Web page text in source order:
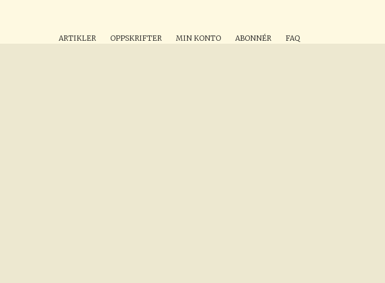
ARTIKLER OPPSKRIFTER MIN KONTO ABONNÉR FAQ